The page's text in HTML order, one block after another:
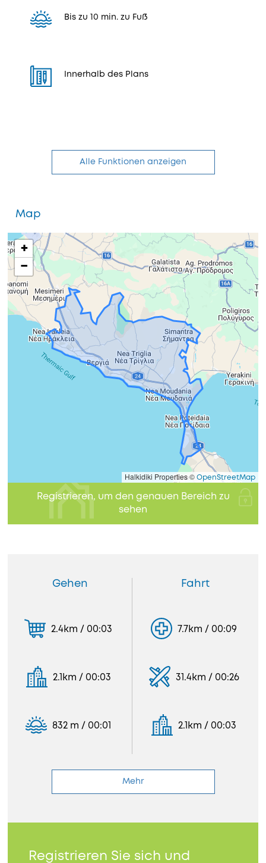
Bis zu 10 min. zu Fuß
Innerhalb des Plans
Alle Funktionen anzeigen
Map
+
−
Halkidiki Properties © OpenStreetMap
Registrieren, um den genauen Bereich zu
sehen
Gehen
2.4km / 00:03
2.1km / 00:03
832 m / 00:01
Fahrt
7.7km / 00:09
31.4km / 00:26
2.1km / 00:03
Mehr
Registrieren Sie sich und